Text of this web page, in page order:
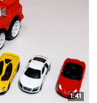
1:41